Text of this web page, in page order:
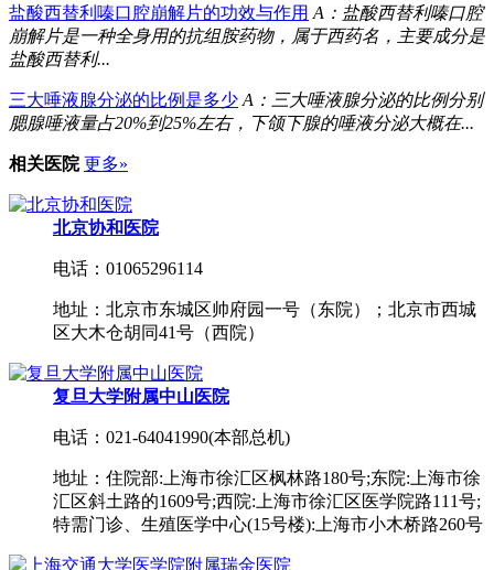
盐酸西替利嗪口腔崩解片的功效与作用 A：盐酸西替利嗪口腔
崩解片是一种全身用的抗组胺药物，属于西药名，主要成分是
盐酸西替利...
三大唾液腺分泌的比例是多少 A：三大唾液腺分泌的比例分别
腮腺唾液量占20%到25%左右，下颌下腺的唾液分泌大概在...
相关医院 更多»
北京协和医院
电话：01065296114
地址：北京市东城区帅府园一号（东院）；北京市西城
区大木仓胡同41号（西院）
复旦大学附属中山医院
电话：021-64041990(本部总机)
地址：住院部:上海市徐汇区枫林路180号;东院:上海市徐
汇区斜土路的1609号;西院:上海市徐汇区医学院路111号;
特需门诊、生殖医学中心(15号楼):上海市小木桥路260号